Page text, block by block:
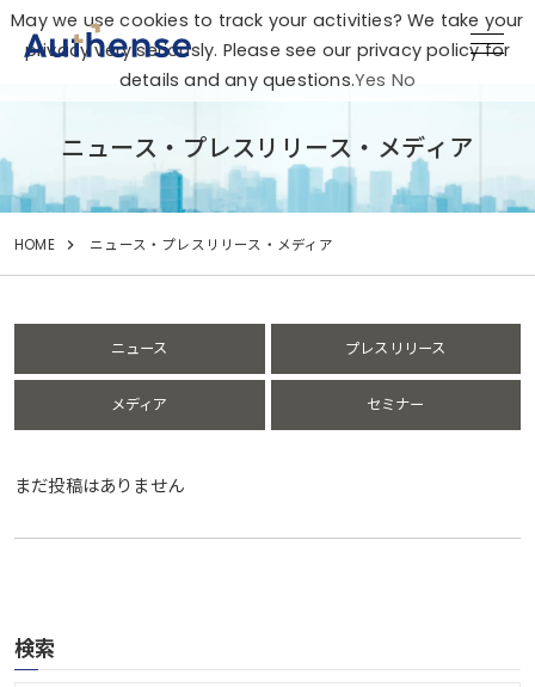
ニュース・プレスリリース・メディア
HOME ニュース・プレスリリース・メディア
ニュース プレスリリース
メディア セミナー
まだ投稿はありません
検索
May we use cookies to track your activities? We take your
privacy very seriously. Please see our privacy policy for
details and any questions.Yes No